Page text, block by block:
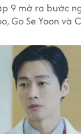
9 mở ra bước
Go Se Yoon và